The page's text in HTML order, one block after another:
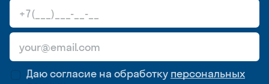
Даю согласие на обработку персональных